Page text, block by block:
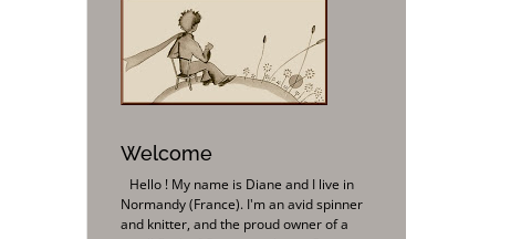
Welcome
Hello ! My name is Diane and I live in
Normandy (France). I'm an avid spinner
and knitter, and the proud owner of a